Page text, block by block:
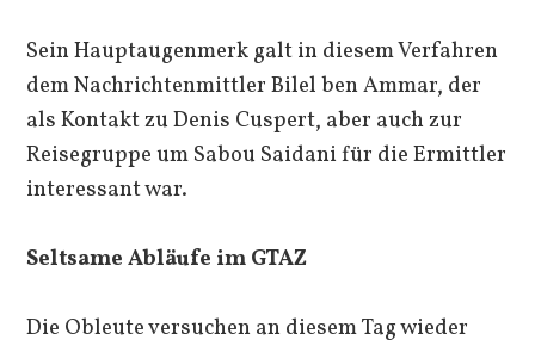
Sein Hauptaugenmerk galt in diesem Verfahren
dem Nachrichtenmittler Bilel ben Ammar, der
als Kontakt zu Denis Cuspert, aber auch zur
Reisegruppe um Sabou Saidani für die Ermittler
interessant war.
Seltsame Abläufe im GTAZ
Die Obleute versuchen an diesem Tag wieder